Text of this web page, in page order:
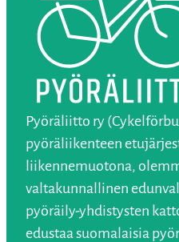
Pyöräliitto ry
pyöräliikenteen
liikennemuotona,
valtakunnallinen
pyöräily-yhdistysten
edustaa suomalaisia